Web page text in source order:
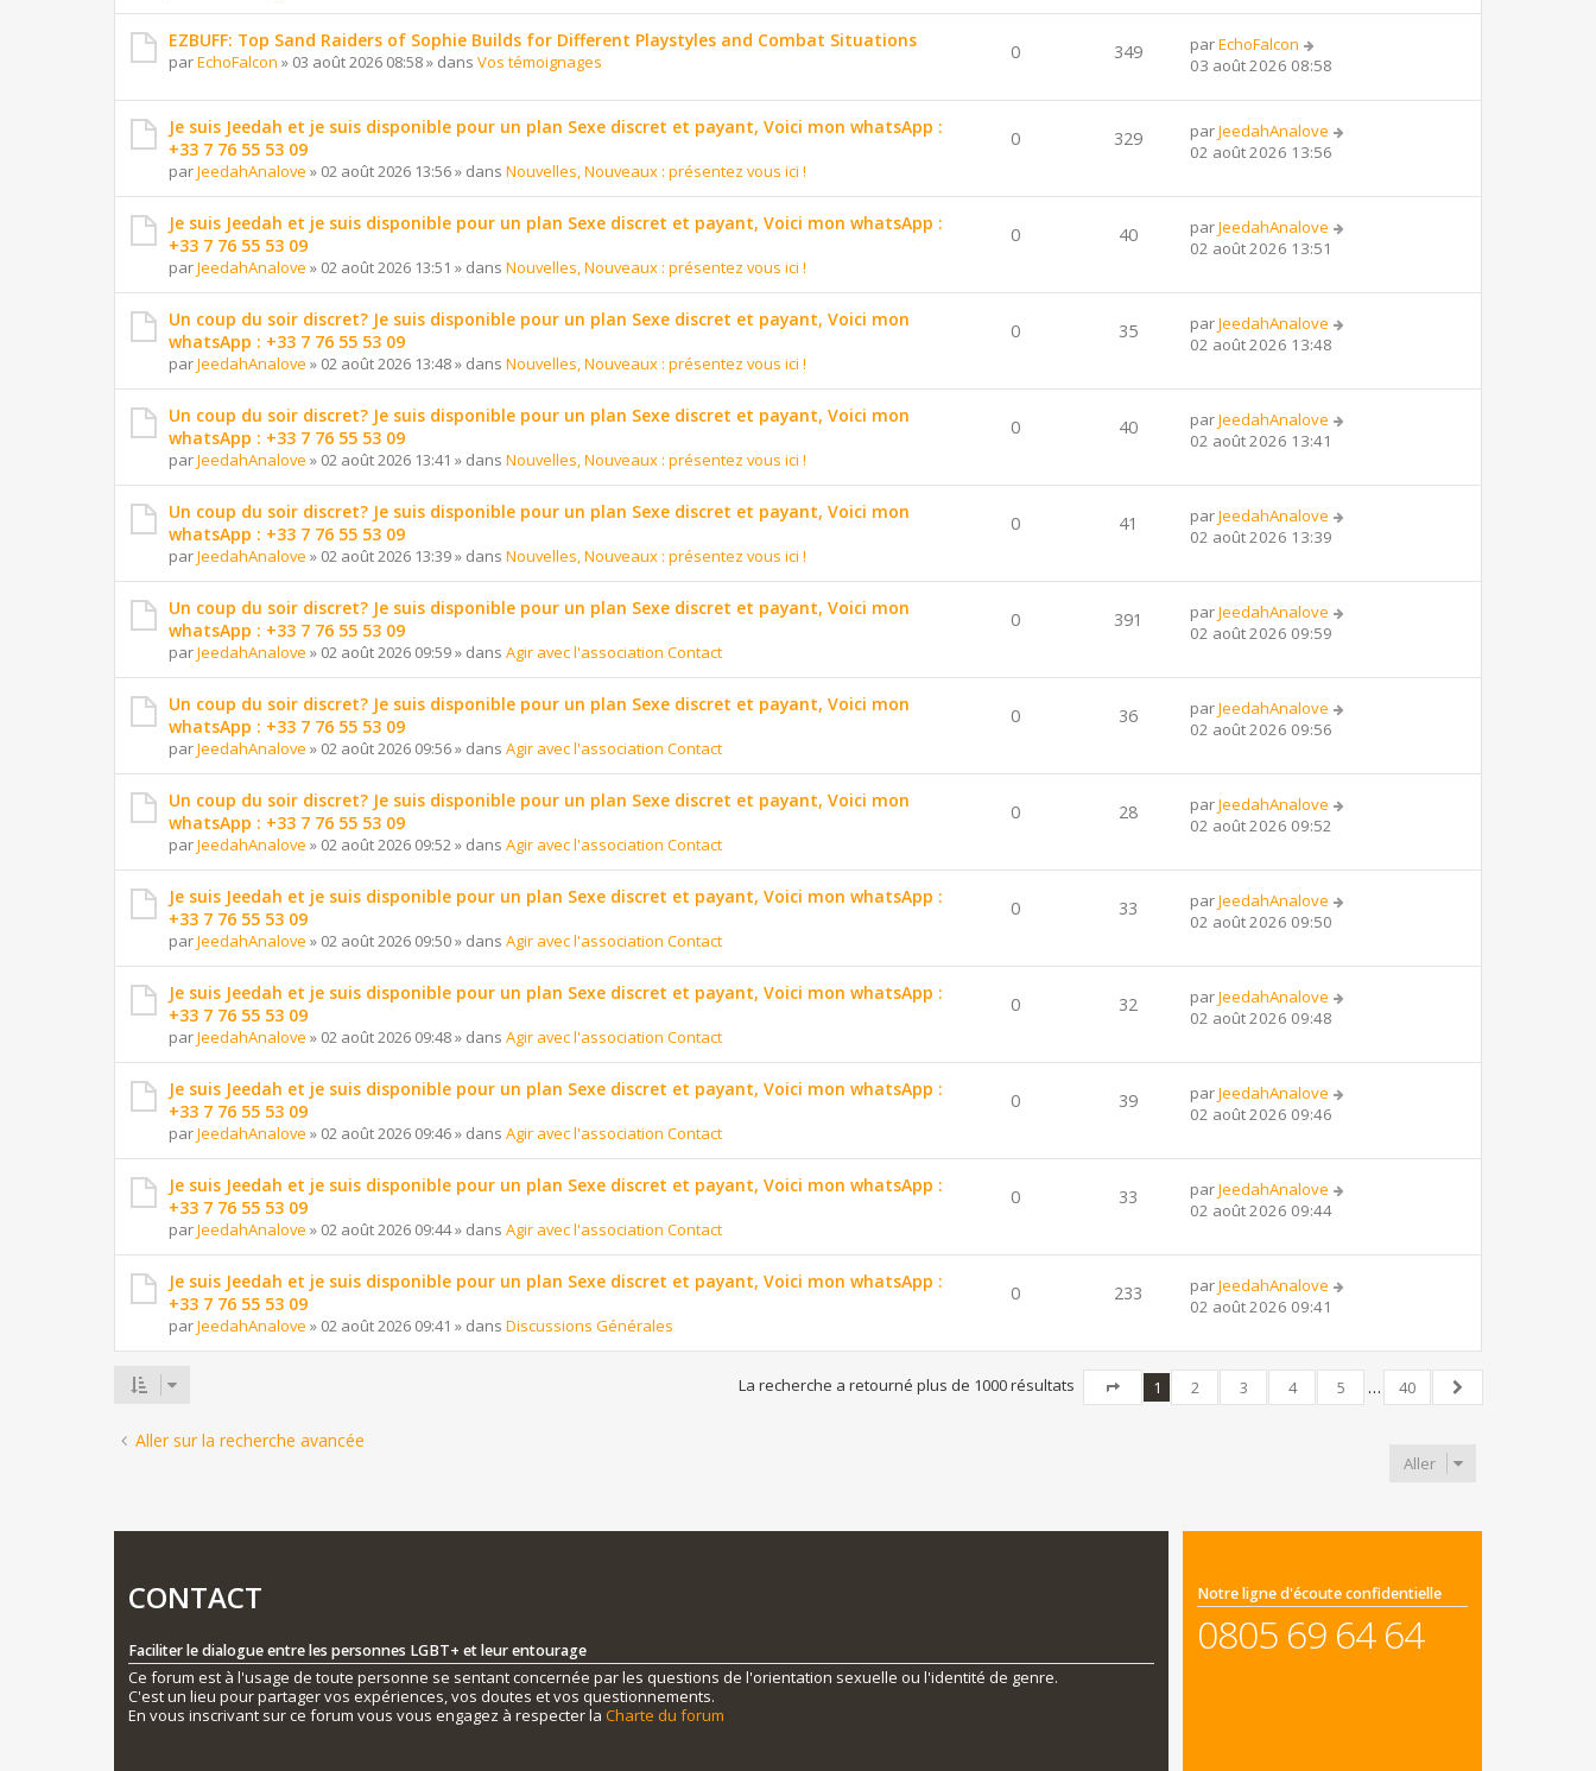
EZBUFF: Top Sand Raiders of Sophie Builds for Different Playstyles and Combat Situations
parEchoFalcon » 03 août 2026 08:58» dans Vos témoignages 0 349 parEchoFalcon
03 août 2026 08:58
Je suis Jeedah et je suis disponible pour un plan Sexe discret et payant, Voici mon whatsApp :
+33 7 76 55 53 09
parJeedahAnalove » 02 août 2026 13:56» dans Nouvelles, Nouveaux : présentez vous ici !
0 329 parJeedahAnalove
02 août 2026 13:56
Je suis Jeedah et je suis disponible pour un plan Sexe discret et payant, Voici mon whatsApp :
+33 7 76 55 53 09
parJeedahAnalove » 02 août 2026 13:51 » dans Nouvelles, Nouveaux : présentez vous ici !
0 40 parJeedahAnalove
02 août 2026 13:51
Un coup du soir discret? Je suis disponible pour un plan Sexe discret et payant, Voici mon
whatsApp : +33 7 76 55 53 09
parJeedahAnalove » 02 août 2026 13:48» dans Nouvelles, Nouveaux : présentez vous ici !
0 35 parJeedahAnalove
02 août 2026 13:48
Un coup du soir discret? Je suis disponible pour un plan Sexe discret et payant, Voici mon
whatsApp : +33 7 76 55 53 09
parJeedahAnalove » 02 août 2026 13:41 » dans Nouvelles, Nouveaux : présentez vous ici !
0 40 parJeedahAnalove
02 août 2026 13:41
Un coup du soir discret? Je suis disponible pour un plan Sexe discret et payant, Voici mon
whatsApp : +33 7 76 55 53 09
parJeedahAnalove » 02 août 2026 13:39» dans Nouvelles, Nouveaux : présentez vous ici !
0 41 parJeedahAnalove
02 août 2026 13:39
Un coup du soir discret? Je suis disponible pour un plan Sexe discret et payant, Voici mon
whatsApp : +33 7 76 55 53 09
parJeedahAnalove » 02 août 2026 09:59» dans Agir avec l'association Contact
0 391 parJeedahAnalove
02 août 2026 09:59
Un coup du soir discret? Je suis disponible pour un plan Sexe discret et payant, Voici mon
whatsApp : +33 7 76 55 53 09
parJeedahAnalove » 02 août 2026 09:56» dans Agir avec l'association Contact
0 36 parJeedahAnalove
02 août 2026 09:56
Un coup du soir discret? Je suis disponible pour un plan Sexe discret et payant, Voici mon
whatsApp : +33 7 76 55 53 09
parJeedahAnalove » 02 août 2026 09:52 » dans Agir avec l'association Contact
0 28 parJeedahAnalove
02 août 2026 09:52
Je suis Jeedah et je suis disponible pour un plan Sexe discret et payant, Voici mon whatsApp :
+33 7 76 55 53 09
parJeedahAnalove » 02 août 2026 09:50» dans Agir avec l'association Contact
0 33 parJeedahAnalove
02 août 2026 09:50
Je suis Jeedah et je suis disponible pour un plan Sexe discret et payant, Voici mon whatsApp :
+33 7 76 55 53 09
parJeedahAnalove » 02 août 2026 09:48» dans Agir avec l'association Contact
0 32 parJeedahAnalove
02 août 2026 09:48
Je suis Jeedah et je suis disponible pour un plan Sexe discret et payant, Voici mon whatsApp :
+33 7 76 55 53 09
parJeedahAnalove » 02 août 2026 09:46» dans Agir avec l'association Contact
0 39 parJeedahAnalove
02 août 2026 09:46
Je suis Jeedah et je suis disponible pour un plan Sexe discret et payant, Voici mon whatsApp :
+33 7 76 55 53 09
parJeedahAnalove » 02 août 2026 09:44» dans Agir avec l'association Contact
0 33 parJeedahAnalove
02 août 2026 09:44
Je suis Jeedah et je suis disponible pour un plan Sexe discret et payant, Voici mon whatsApp :
+33 7 76 55 53 09
parJeedahAnalove » 02 août 2026 09:41 » dans Discussions Générales
0 233 parJeedahAnalove
02 août 2026 09:41
La recherche a retourné plus de 1000 résultats
Page
sur40
1 2 3 4 5 …
40
Suivant
Aller sur la recherche avancée
Aller
CONTACT
Faciliter le dialogue entre les personnes LGBT+ et leur entourage
Ce forum est à l'usage de toute personne se sentant concernée par les questions de l'orientation sexuelle ou l'identité de genre.
C'est un lieu pour partager vos expériences, vos doutes et vos questionnements.
En vous inscrivant sur ce forum vous vous engagez à respecter la Charte du forum
Notre ligne d'écoute confidentielle
0805 69 64 64